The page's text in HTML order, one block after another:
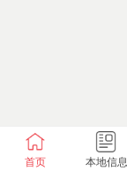
首页 本地信息